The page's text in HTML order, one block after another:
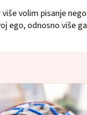
volim pisanje nego
ego, odnosno više ga